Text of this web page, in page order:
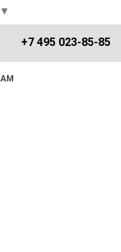
▼
+7 495 023-85-85